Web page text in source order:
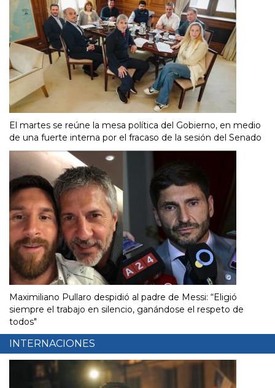
El martes se reúne la mesa política del Gobierno, en medio
de una fuerte interna por el fracaso de la sesión del Senado
Maximiliano Pullaro despidió al padre de Messi: “Eligió
siempre el trabajo en silencio, ganándose el respeto de
todos"
INTERNACIONES